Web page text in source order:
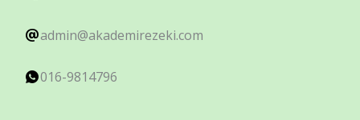
admin@akademirezeki.com
016-9814796